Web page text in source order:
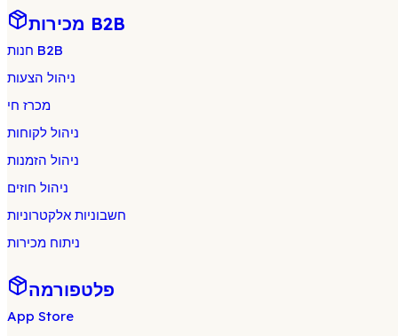
מכירות B2B
חנות B2B
ניהול הצעות
מכרז חי
ניהול לקוחות
ניהול הזמנות
ניהול חוזים
חשבוניות אלקטרוניות
ניתוח מכירות
פלטפורמה
App Store